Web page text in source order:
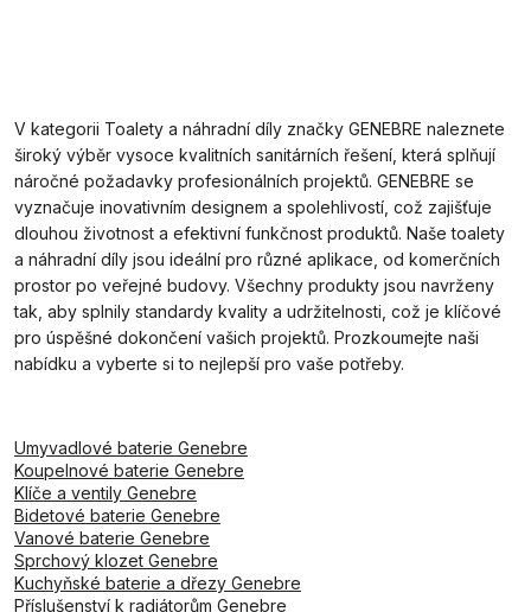
V kategorii Toalety a náhradní díly značky GENEBRE naleznete
široký výběr vysoce kvalitních sanitárních řešení, která splňují
náročné požadavky profesionálních projektů. GENEBRE se
vyznačuje inovativním designem a spolehlivostí, což zajišťuje
dlouhou životnost a efektivní funkčnost produktů. Naše toalety
a náhradní díly jsou ideální pro různé aplikace, od komerčních
prostor po veřejné budovy. Všechny produkty jsou navrženy
tak, aby splnily standardy kvality a udržitelnosti, což je klíčové
pro úspěšné dokončení vašich projektů. Prozkoumejte naši
nabídku a vyberte si to nejlepší pro vaše potřeby.
Umyvadlové baterie Genebre
Koupelnové baterie Genebre
Klíče a ventily Genebre
Bidetové baterie Genebre
Vanové baterie Genebre
Sprchový klozet Genebre
Kuchyňské baterie a dřezy Genebre
Příslušenství k radiátorům Genebre